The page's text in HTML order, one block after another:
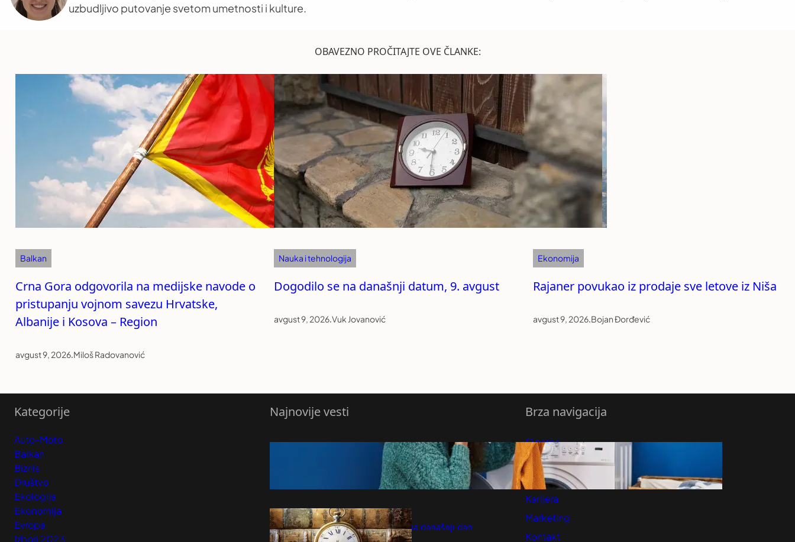
uzbudljivo putovanje svetom umetnosti i kulture.
OBAVEZNO PROČITAJTE OVE ČLANKE:
Balkan
Crna Gora odgovorila na medijske navode o
pristupanju vojnom savezu Hrvatske,
Albanije i Kosova – Region
avgust 9, 2026.Miloš Radovanović
Nauka i tehnologija
Dogodilo se na današnji datum, 9. avgust
avgust 9, 2026.Vuk Jovanović
Ekonomija
Rajaner povukao iz prodaje sve letove iz Niša
avgust 9, 2026.Bojan Đorđević
Kategorije
Auto-Moto
Balkan
Biznis
Društvo
Ekologija
Ekonomija
Evropa
Izbori 2023
Najnovije vesti
Operete veš, a on i dalje ima neprijatan
miris? Proverite ovaj deo mašine pre
nego što promenite deterdžent
avgust 9, 2026
Dogodilo se na današnji dan
avgust 9, 2026
Brza navigacija
O nama
Predloži Vest
Pretplatite se na vesti
Karijera
Marketing
Kontakt